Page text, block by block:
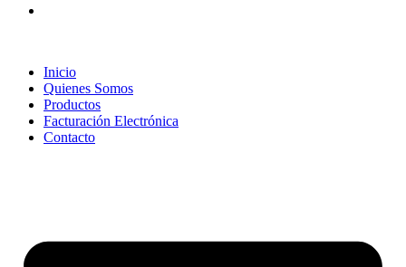
Inicio
Quienes Somos
Productos
Facturación Electrónica
Contacto